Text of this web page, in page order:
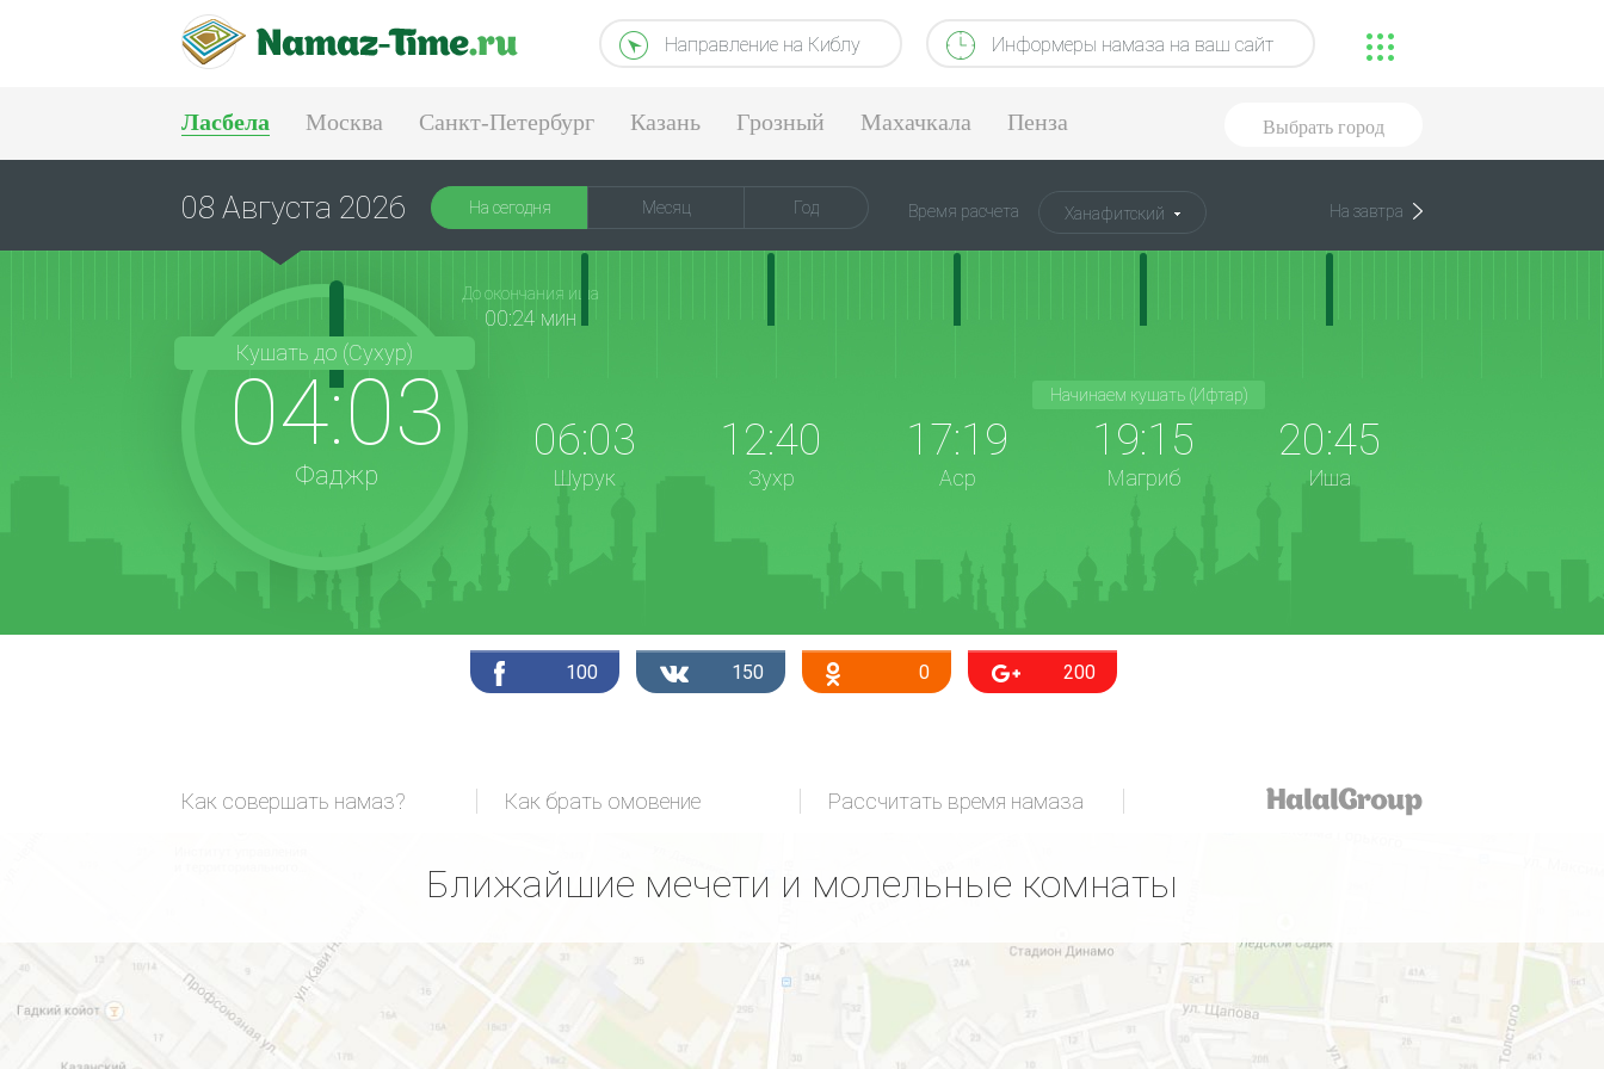
Информеры намаза на ваш сайт
Направление на Киблу
Ласбела Москва Санкт-Петербург Казань Грозный Махачкала Пенза Выбрать город
08 Августа 2026 На сегодня Месяц Год Время расчета Ханафитский На завтра
До окончания иша
00:24 мин
Кушать до (Сухур)
04:03
Фаджр
06:03
Шурук
12:40
Зухр
17:19
Аср
Начинаем кушать (Ифтар)
19:15
Магриб
20:45
Иша
100 150 0 200
Как совершать намаз? Как брать омовение Рассчитать время намаза
Ближайшие мечети и молельные комнаты